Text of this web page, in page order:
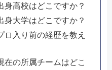
身高校はどこですか？
身大学はどこですか？
ロ入り前の経歴を教え
在の所属チームはどこ